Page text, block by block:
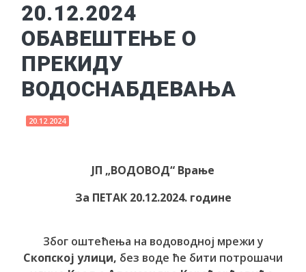
20.12.2024
ОБАВЕШТЕЊЕ О
ПРЕКИДУ
ВОДОСНАБДЕВАЊА
20.12.2024
ЈП „ВОДОВОД“ Врање
За ПЕТАК 20.12.2024. године
Због оштећења на водоводној мрежи у
Скопској улици, без воде ће бити потрошачи